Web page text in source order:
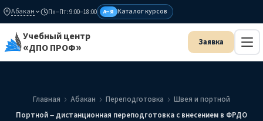
Абакан Пн–Пт: 9:00–18:00 А–Я Каталог курсов
Учебный центр
«ДПО ПРОФ»
Главная Абакан Переподготовка
Швея и портной
Портной – дистанционная переподготовка с внесением в ФРДО